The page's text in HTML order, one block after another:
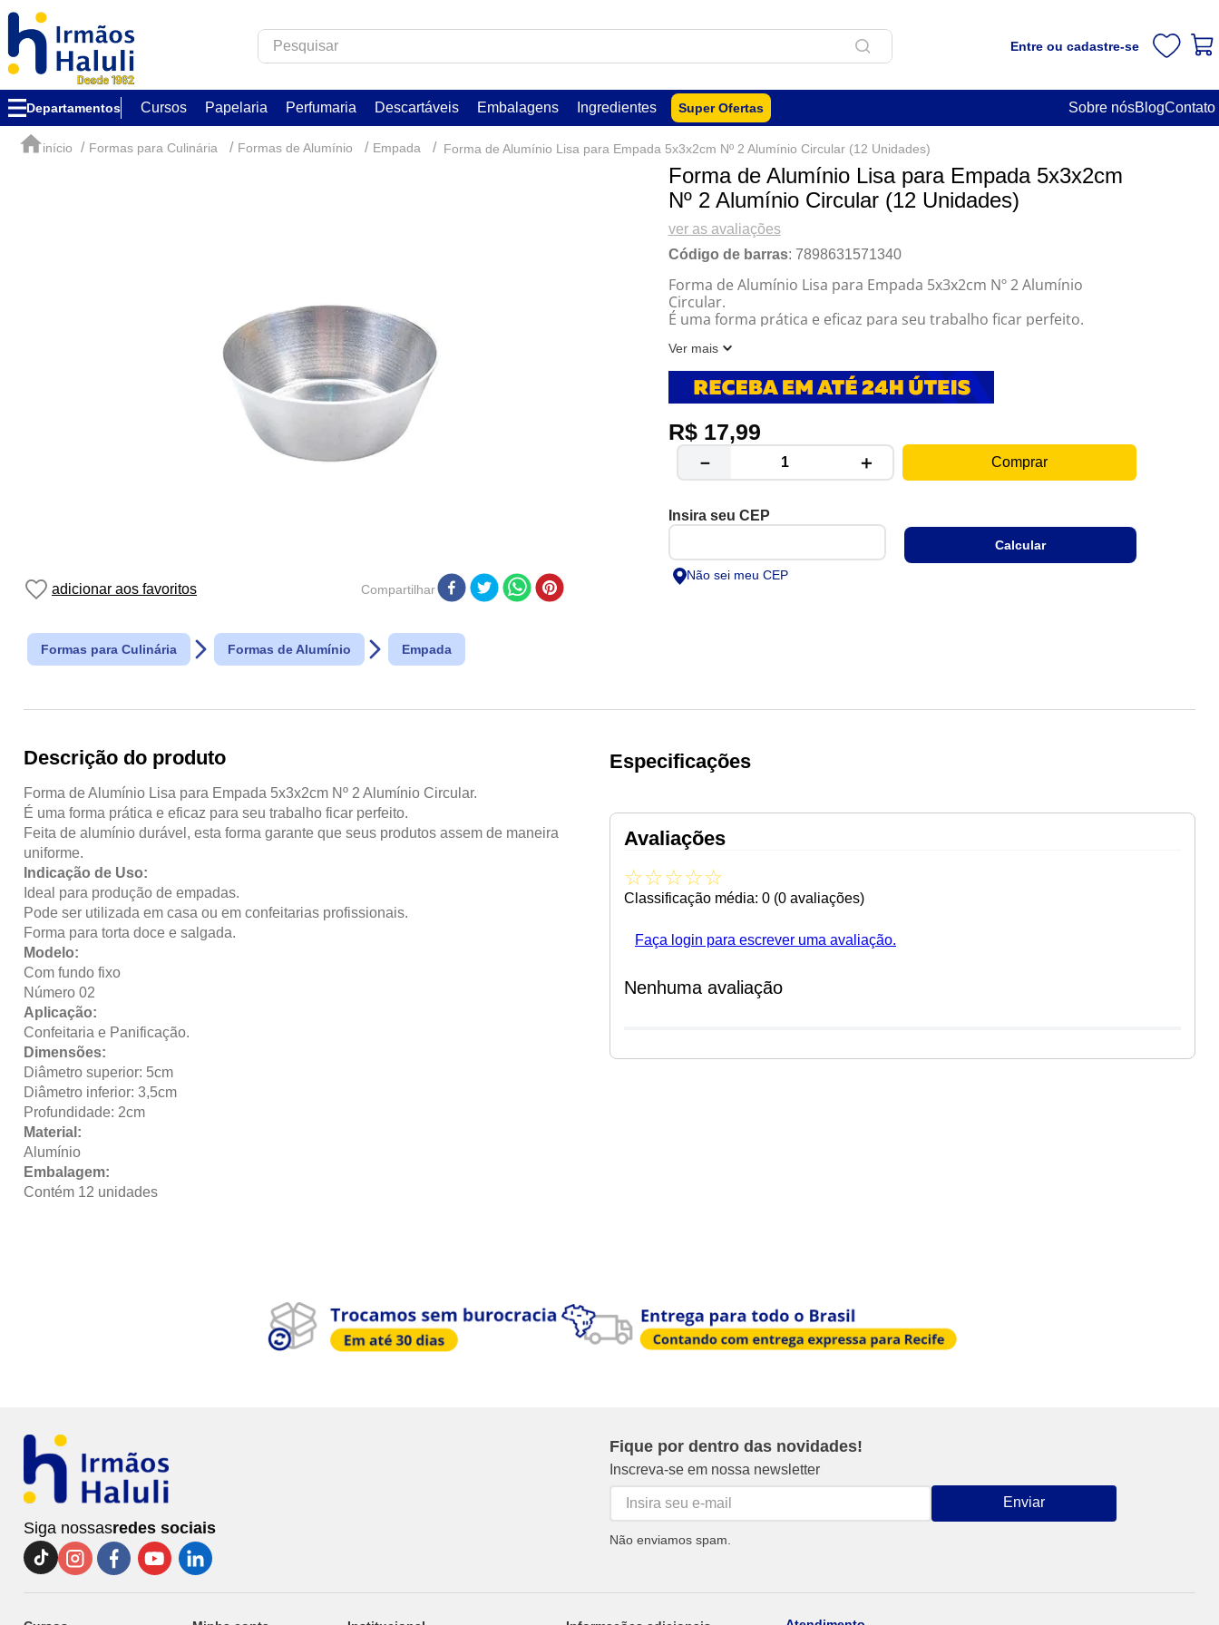
Pesquisar
Entre ou cadastre-se
Departamentos Cursos Papelaria Perfumaria Descartáveis Embalagens Ingredientes Super Ofertas Sobre nósBlogContato
Formas para Culinária Formas de Alumínio Empada Forma de Alumínio Lisa para Empada 5x3x2cm Nº 2 Alumínio Circular (12 Unidades)
Compartilhar
Formas para Culinária Formas de Alumínio Empada
Forma de Alumínio Lisa para Empada 5x3x2cm
Nº 2 Alumínio Circular (12 Unidades)
ver as avaliações
Código de barras: 7898631571340
Forma de Alumínio Lisa para Empada 5x3x2cm Nº 2 Alumínio
Circular.
É uma forma prática e eficaz para seu trabalho ficar perfeito.
assem de maneira uniforme.
Indicação de Uso:
Ideal para produção de empadas.
Pode ser utilizada em casa ou em confeitarias profissionais.
Forma para torta doce e salgada.
Ver mais
R$ 17,99
＋
－ Comprar
Não sei meu CEP
Descrição do produto
Forma de Alumínio Lisa para Empada 5x3x2cm Nº 2 Alumínio Circular.
É uma forma prática e eficaz para seu trabalho ficar perfeito.
Feita de alumínio durável, esta forma garante que seus produtos assem de maneira
uniforme.
Indicação de Uso:
Ideal para produção de empadas.
Pode ser utilizada em casa ou em confeitarias profissionais.
Forma para torta doce e salgada.
Modelo:
Com fundo fixo
Número 02
Aplicação:
Confeitaria e Panificação.
Dimensões:
Diâmetro superior: 5cm
Diâmetro inferior: 3,5cm
Profundidade: 2cm
Material:
Alumínio
Embalagem:
Contém 12 unidades
Especificações
Avaliações
☆☆☆☆☆
Classificação média: 0 (0 avaliações)
Faça login para escrever uma avaliação.
Nenhuma avaliação
Siga nossasredes sociais
Fique por dentro das novidades!
Inscreva-se em nossa newsletter
Enviar
Não enviamos spam.
1º
corfix
2º
verzzon
8º
alumínio circular
9º
ambar
10º melken